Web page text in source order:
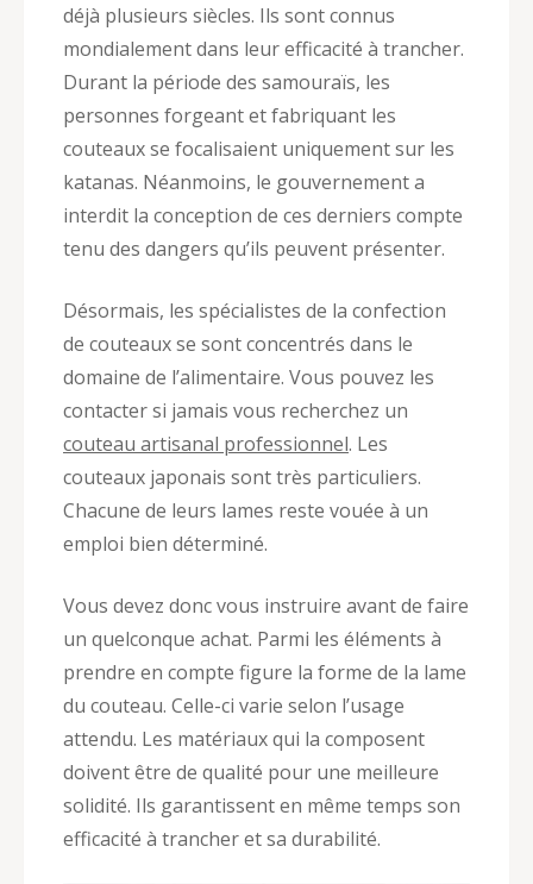
déjà plusieurs siècles. Ils sont connus
mondialement dans leur efficacité à trancher.
Durant la période des samouraïs, les
personnes forgeant et fabriquant les
couteaux se focalisaient uniquement sur les
katanas. Néanmoins, le gouvernement a
interdit la conception de ces derniers compte
tenu des dangers qu’ils peuvent présenter.
Désormais, les spécialistes de la confection
de couteaux se sont concentrés dans le
domaine de l’alimentaire. Vous pouvez les
contacter si jamais vous recherchez un
couteau artisanal professionnel. Les
couteaux japonais sont très particuliers.
Chacune de leurs lames reste vouée à un
emploi bien déterminé.
Vous devez donc vous instruire avant de faire
un quelconque achat. Parmi les éléments à
prendre en compte figure la forme de la lame
du couteau. Celle-ci varie selon l’usage
attendu. Les matériaux qui la composent
doivent être de qualité pour une meilleure
solidité. Ils garantissent en même temps son
efficacité à trancher et sa durabilité.